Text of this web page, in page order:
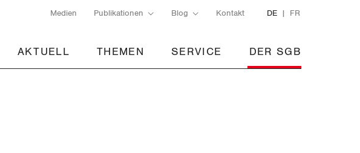
Medien Publikationen Blog Kontakt DE FR
AKTUELL THEMEN SERVICE DER SGB